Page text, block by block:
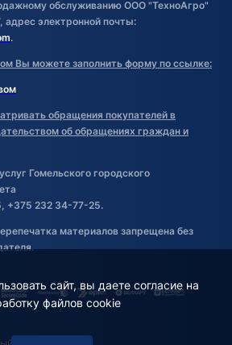
обслуживанию ООО "ТехноАгро"
электронной почты:
.
Вы можете заполнить форму по ссылке:
обращения покупателей в
об обращениях граждан и
Гомельского городского
+375 232 34-77-25.
материалов запрещена без
сайт, вы даете согласие на
файлов cookie